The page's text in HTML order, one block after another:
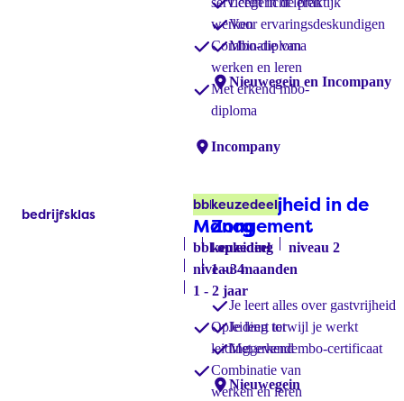
werken
Combinatie van
werken en leren
Met erkend mbo-
diploma
Locaties:
Incompany
Voor ervaringsdeskundigen
Mbo-diploma
Locaties:
Nieuwegein en Incompany
Facilitair
Management
bbl-opleiding
niveau 4
1 - 2 jaar
bbl-opleiding
Opleiding tot
leidinggevende
Combinatie van
werken en leren
Labels:
bedrijfsklas
Gastvrijheid in de
Zorg
keuzedeel
niveau 2
1 - 3 maanden
keuzedeel
Je leert alles over gastvrijheid
Je leert terwijl je werkt
Met erkend mbo-certificaat
Locaties:
Nieuwegein